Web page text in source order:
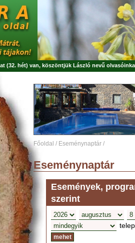
(32. hét) van, köszöntjük László nevű
Főoldal / Eseménynaptár /
Eseménynaptár
Események,
szerint